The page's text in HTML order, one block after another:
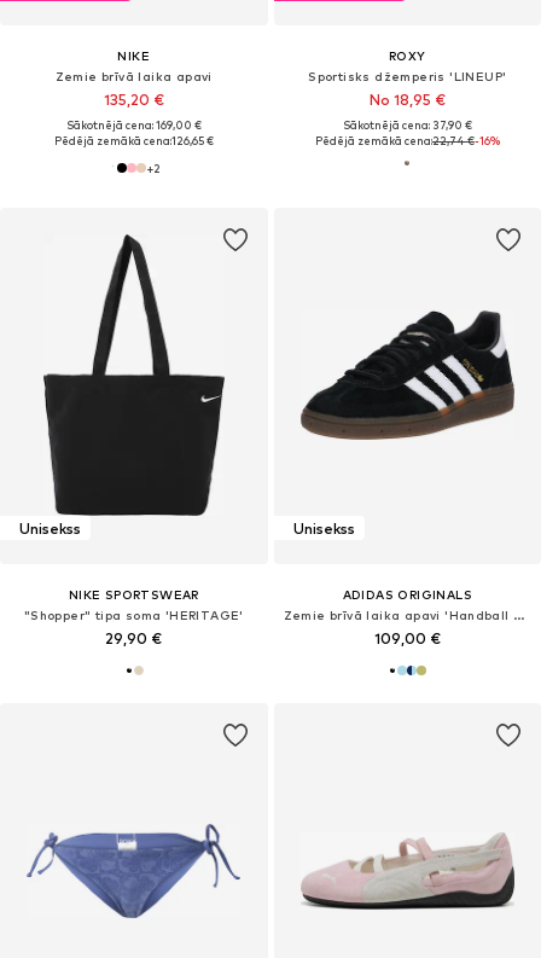
NIKE
Zemie brīvā laika apavi
135,20 €
Sākotnējā cena: 169,00 €
Pēdējā zemākā cena:126,65 €
+2
ROXY
Sportisks džemperis 'LINEUP'
No 18,95 €
Sākotnējā cena: 37,90 €
Pēdējā zemākā cena:22,74 €-16%
Unisekss
NIKE SPORTSWEAR
"Shopper" tipa soma 'HERITAGE'
29,90 €
Unisekss
ADIDAS ORIGINALS
Zemie brīvā laika apavi 'Handball Spezial'
109,00 €